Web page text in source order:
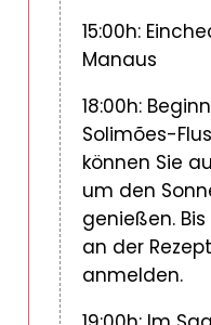
15:00h:
Manaus
18:00h:
Solimões-
können Sie
um den
genießen.
an der
anmelden.